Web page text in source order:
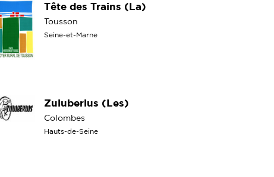
Tête des Trains (La)
Tousson
Seine-et-Marne
Zuluberlus (Les)
Colombes
Hauts-de-Seine